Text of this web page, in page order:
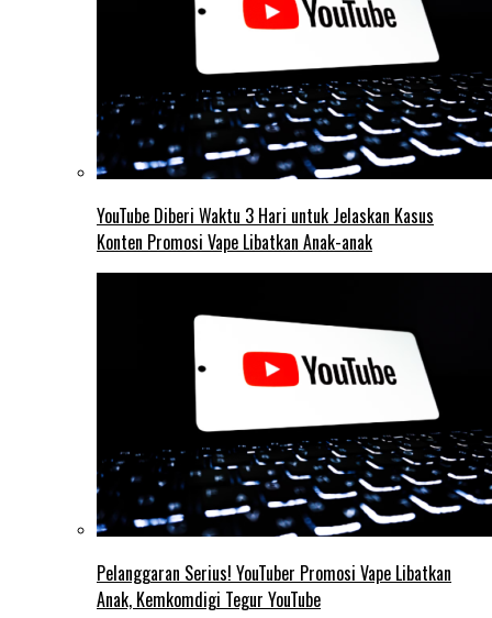
YouTube Diberi Waktu 3 Hari untuk Jelaskan Kasus
Konten Promosi Vape Libatkan Anak-anak
Pelanggaran Serius! YouTuber Promosi Vape Libatkan
Anak, Kemkomdigi Tegur YouTube